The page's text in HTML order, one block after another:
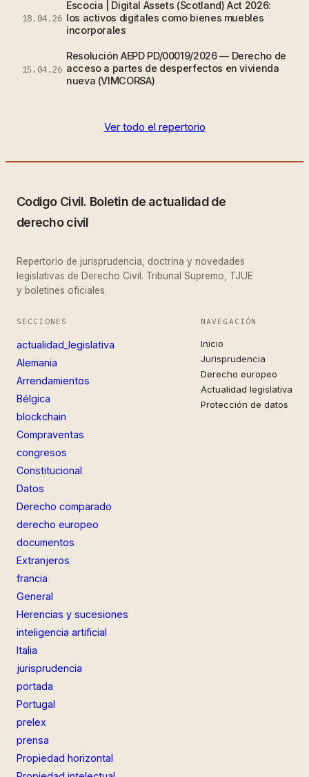
18.04.26
Escocia | Digital Assets (Scotland) Act 2026:
los activos digitales como bienes muebles
incorporales
15.04.26
Resolución AEPD PD/00019/2026 — Derecho de
acceso a partes de desperfectos en vivienda
nueva (VIMCORSA)
Ver todo el repertorio
Codigo Civil. Boletin de actualidad de
derecho civil
Repertorio de jurisprudencia, doctrina y novedades
legislativas de Derecho Civil. Tribunal Supremo, TJUE
y boletines oficiales.
SECCIONES
actualidad_legislativa
Alemania
Arrendamientos
Bélgica
blockchain
Compraventas
congresos
Constitucional
Datos
Derecho comparado
derecho europeo
documentos
Extranjeros
francia
General
Herencias y sucesiones
inteligencia artificial
Italia
jurisprudencia
portada
Portugal
prelex
prensa
Propiedad horizontal
NAVEGACIÓN
Inicio
Jurisprudencia
Derecho europeo
Actualidad legislativa
Protección de datos